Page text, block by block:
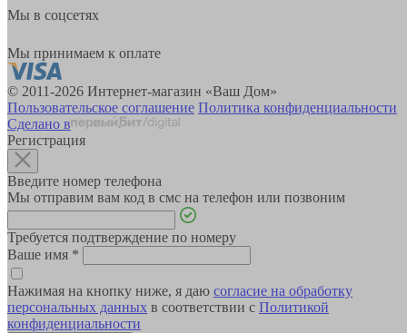
Мы в соцсетях
Мы принимаем к оплате
© 2011-2026 Интернет-магазин «Ваш Дом»
Пользовательское соглашение Политика конфиденциальности
Сделано в
Регистрация
Введите номер телефона
Мы отправим вам код в смс на телефон или позвоним
Требуется подтверждение по номеру
Ваше имя *
Нажимая на кнопку ниже, я даю согласие на обработку
персональных данных в соответствии с Политикой
конфиденциальности